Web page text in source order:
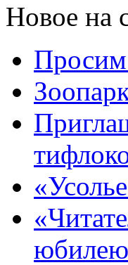
Новое на
Просим